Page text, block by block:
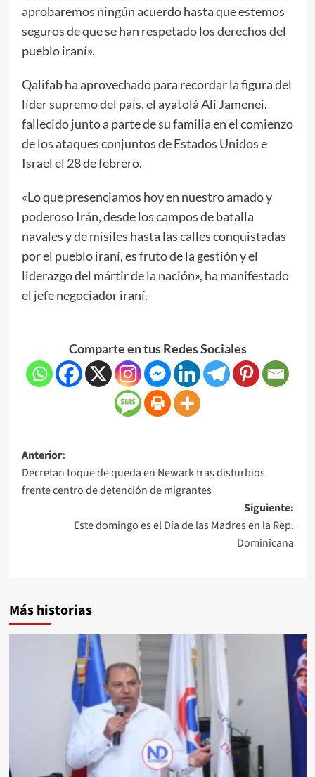
aprobaremos ningún acuerdo hasta que estemos
seguros de que se han respetado los derechos del
pueblo iraní».
Qalifab ha aprovechado para recordar la figura del
líder supremo del país, el ayatolá Alí Jamenei,
fallecido junto a parte de su familia en el comienzo
de los ataques conjuntos de Estados Unidos e
Israel el 28 de febrero.
«Lo que presenciamos hoy en nuestro amado y
poderoso Irán, desde los campos de batalla
navales y de misiles hasta las calles conquistadas
por el pueblo iraní, es fruto de la gestión y el
liderazgo del mártir de la nación», ha manifestado
el jefe negociador iraní.
Comparte en tus Redes Sociales
Anterior:
Decretan toque de queda en Newark tras disturbios
frente centro de detención de migrantes
Siguiente:
Este domingo es el Día de las Madres en la Rep.
Dominicana
Más historias